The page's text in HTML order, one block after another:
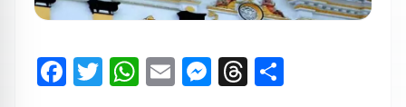
Facebook
Twitter
WhatsApp
EmailMessenger
Threads